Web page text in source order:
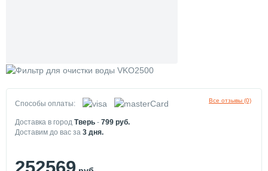
Все отзывы (0)
Способы оплаты:
Доставка в город Тверь - 799 руб.
Доставим до вас за 3 дня.